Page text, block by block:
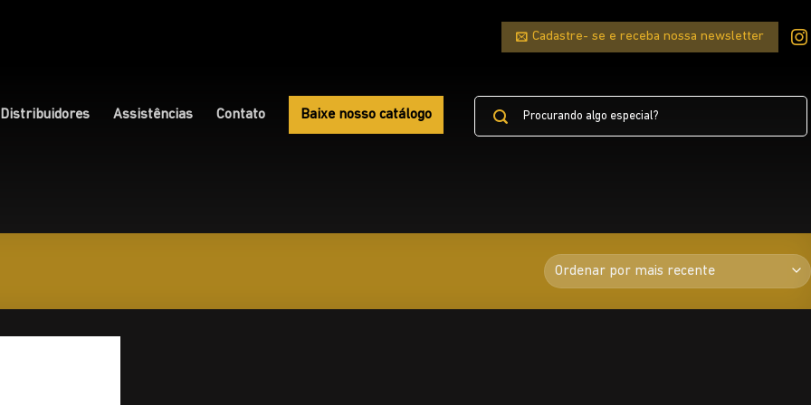
Cadastre- se e receba nossa newsletter
Distribuidores Assistências Contato Baixe nosso catálogo
Pesquisar